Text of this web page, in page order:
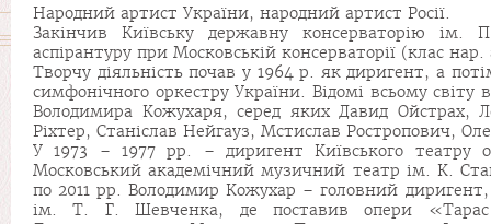
Народний артист України, народний артист Росії.
Закінчив Київську державну консерваторію
аспірантуру при Московській консерваторії (клас
Творчу діяльність почав у 1964 р. як диригент, а
симфонічного оркестру України. Відомі всьому
Володимира Кожухаря, серед яких Давид Ойстрах,
Ріхтер, Станіслав Нейгауз, Мстислав Ростропович,
У 1973 – 1977 рр. – диригент Київського театру
Московський академічний музичний театр ім. К.
по 2011 рр. Володимир Кожухар – головний
ім. Т. Г. Шевченка, де поставив опери